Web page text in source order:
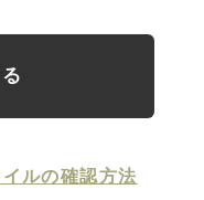
ルの確認方法